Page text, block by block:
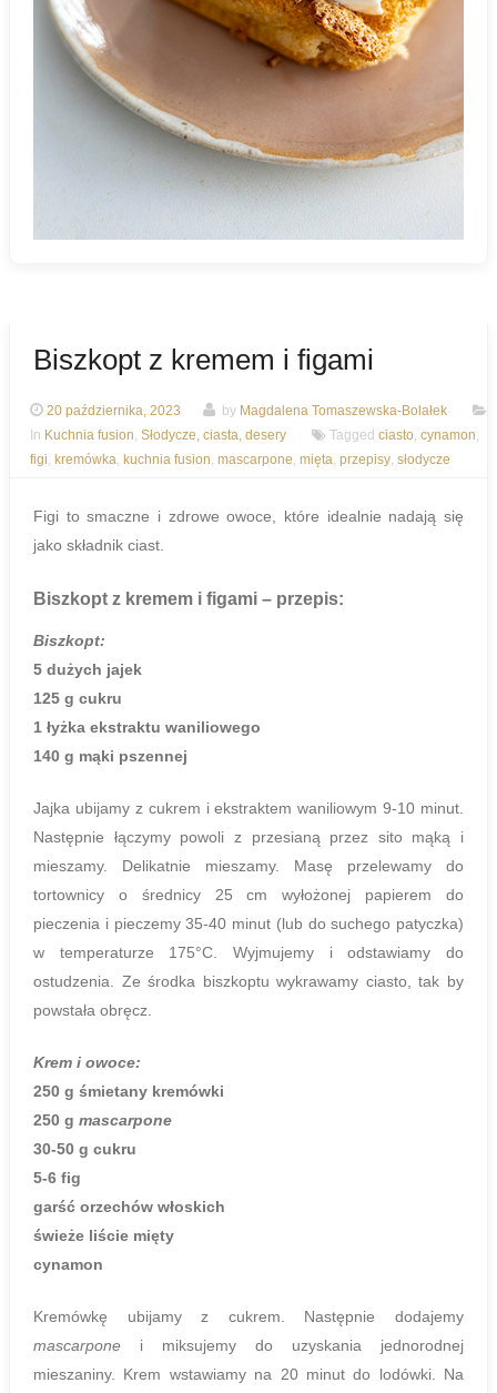
Biszkopt z kremem i figami
20 października, 2023 by Magdalena Tomaszewska-Bolałek
In Kuchnia fusion, Słodycze, ciasta, desery Tagged ciasto, cynamon,
figi, kremówka, kuchnia fusion, mascarpone, mięta, przepisy, słodycze
Figi to smaczne i zdrowe owoce, które idealnie nadają się
jako składnik ciast.
Biszkopt z kremem i figami – przepis:
Biszkopt:
5 dużych jajek
125 g cukru
1 łyżka ekstraktu waniliowego
140 g mąki pszennej
Jajka ubijamy z cukrem i ekstraktem waniliowym 9-10 minut.
Następnie łączymy powoli z przesianą przez sito mąką i
mieszamy. Delikatnie mieszamy. Masę przelewamy do
tortownicy o średnicy 25 cm wyłożonej papierem do
pieczenia i pieczemy 35-40 minut (lub do suchego patyczka)
w temperaturze 175°C. Wyjmujemy i odstawiamy do
ostudzenia. Ze środka biszkoptu wykrawamy ciasto, tak by
powstała obręcz.
Krem i owoce:
250 g śmietany kremówki
250 g mascarpone
30-50 g cukru
5-6 fig
garść orzechów włoskich
świeże liście mięty
cynamon
Kremówkę ubijamy z cukrem. Następnie dodajemy
mascarpone i miksujemy do uzyskania jednorodnej
mieszaniny. Krem wstawiamy na 20 minut do lodówki. Na